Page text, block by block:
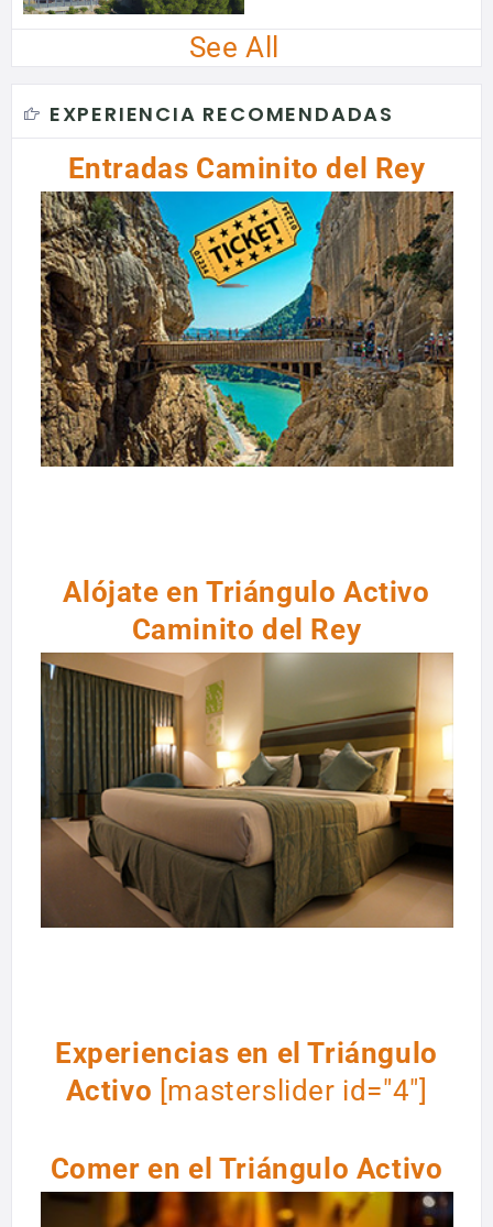
See All
EXPERIENCIA RECOMENDADAS
Entradas Caminito del Rey
Alójate en Triángulo Activo
Caminito del Rey
Experiencias en el Triángulo
Activo [masterslider id="4"]
Comer en el Triángulo Activo